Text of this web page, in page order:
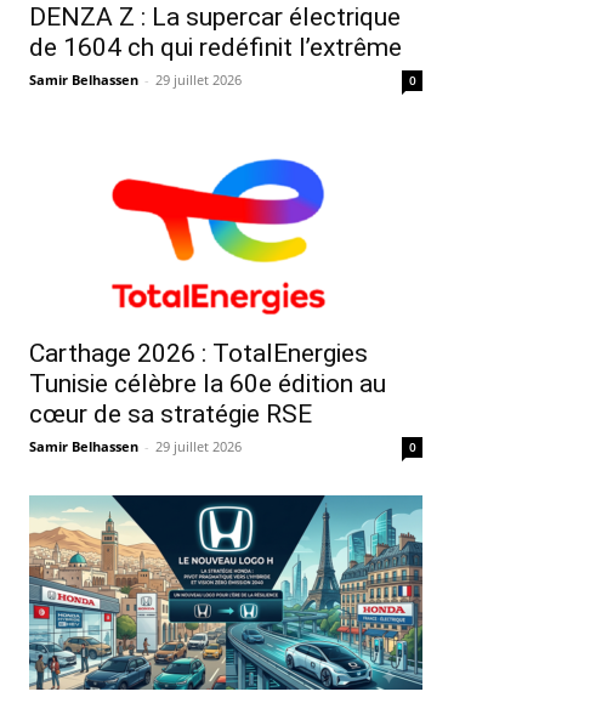
DENZA Z : La supercar électrique
de 1604 ch qui redéfinit l’extrême
Samir Belhassen - 29 juillet 2026 0
Carthage 2026 : TotalEnergies
Tunisie célèbre la 60e édition au
cœur de sa stratégie RSE
Samir Belhassen - 29 juillet 2026 0